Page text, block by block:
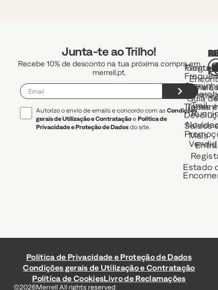
Junta-te ao Trilho!
Recebe 10% de desconto na tua próxima compra em
merrell.pt.
Autorizo o envio de emails e concordo com asCondições
gerais de Utilização e Contratação ePolítica de
Privacidade e Proteção de Dados do site.
Envio
Trocas e
Saldos
Estado
uma
Guia de
e
Trail
Mais
Política de Privacidade e Proteção de Dados
Condições gerais de Utilização e Contratação
Política de CookiesLivro de Reclamações
©2026Merrell All rights reserved